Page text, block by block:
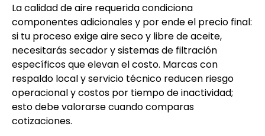
La calidad de aire requerida condiciona
componentes adicionales y por ende el precio final:
si tu proceso exige aire seco y libre de aceite,
necesitarás secador y sistemas de filtración
específicos que elevan el costo. Marcas con
respaldo local y servicio técnico reducen riesgo
operacional y costos por tiempo de inactividad;
esto debe valorarse cuando comparas
cotizaciones.